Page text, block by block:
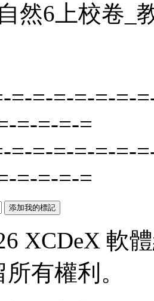
然6上校卷_
=-=-=-=-=-=-
=-=-=-=
=-=-=-=-=-=-
=-=-=-=
XCDeX 軟
有權利。